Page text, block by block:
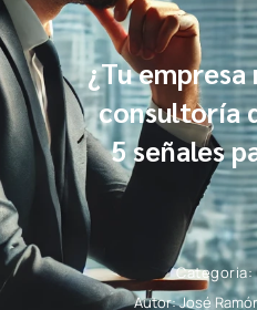
¿Tu
consultoría
5 señales
Categoria:
Autor:José